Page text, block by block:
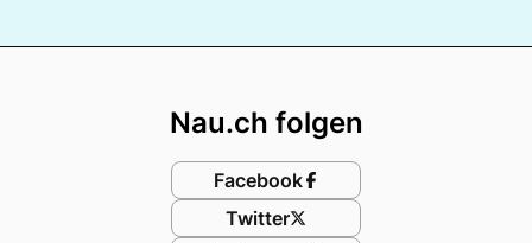
Nau.ch folgen
Facebook
Twitter